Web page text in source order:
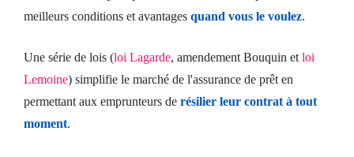
meilleurs conditions et avantages quand vous le voulez.
Une série de lois (loi Lagarde, amendement Bouquin et loi
Lemoine) simplifie le marché de l'assurance de prêt en
permettant aux emprunteurs de résilier leur contrat à tout
moment.